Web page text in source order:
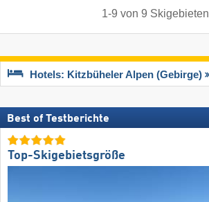
1-9 von 9 Skigebieten
Hotels: Kitzbüheler Alpen (Gebirge)
Best of Testberichte
Top-Skigebietsgröße